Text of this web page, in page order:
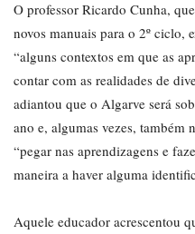
O professor Ricardo Cunha,
novos manuais para o 2º ciclo,
“alguns contextos em que as
contar com as realidades de
adiantou que o Algarve será
ano e, algumas vezes,
“pegar nas aprendizagens e
maneira a haver alguma
Aquele educador acrescentou